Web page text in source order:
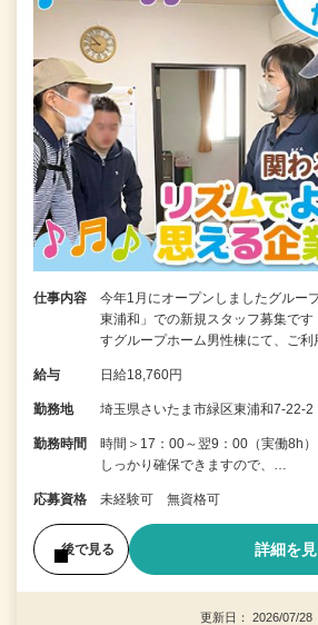
仕事内容
今年1月にオープンしましたグルー
東浦和」での新規スタッフ募集です
すグループホーム男性棟にて、ご利
給与 日給18,760円
勤務地 埼玉県さいたま市緑区東浦和7-22-2
勤務時間
時間＞17：00～翌9：00（実働8h
しっかり確保できますので、…
応募資格 未経験可 無資格可
後で見る 詳細を
更新日： 2026/07/